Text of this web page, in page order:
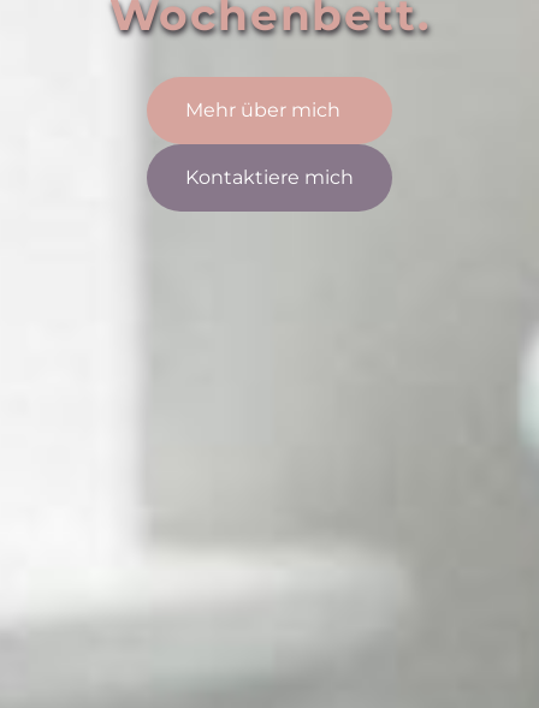
Wochenbett.
Mehr über mich
Kontaktiere mich